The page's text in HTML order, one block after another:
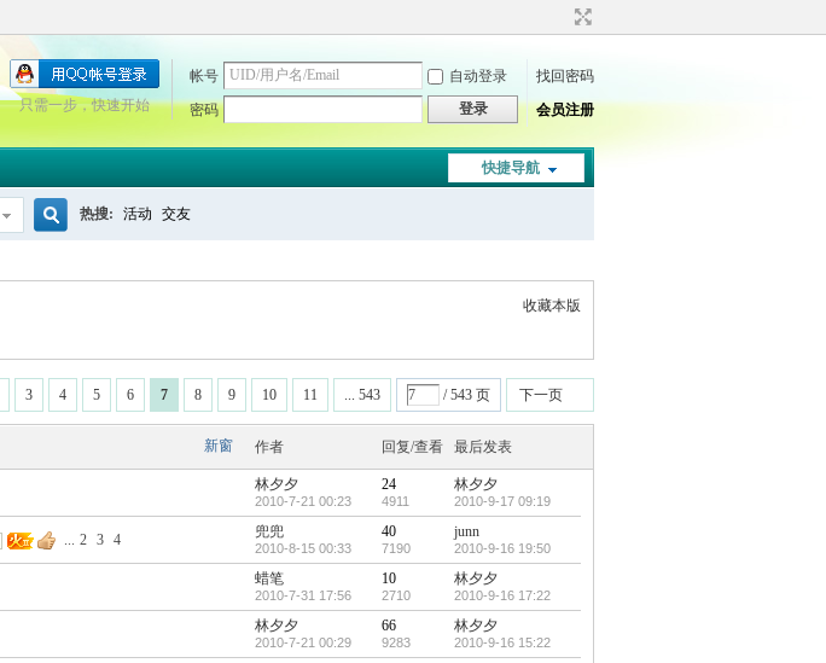
帐号 自动登录
找回密码
密码
登录 会员注册
只需一步，快速开始
快捷导航
热搜: 活动 交友
收藏本版
3 4 5 6 7 8 9 10 11 ... 543 / 543 页 下一页
新窗 作者 回复/查看 最后发表
林夕夕
2010-7-21 00:23
24
4911
林夕夕
2010-9-17 09:19
... 2 3 4 兜兜
2010-8-15 00:33
40
7190
junn
2010-9-16 19:50
蜡笔
2010-7-31 17:56
10
2710
林夕夕
2010-9-16 17:22
林夕夕
2010-7-21 00:29
66
9283
林夕夕
2010-9-16 15:22